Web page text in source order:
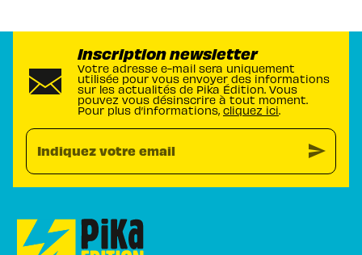
Inscription newsletter
Votre adresse e-mail sera uniquement
utilisée pour vous envoyer des informations
sur les actualités de Pika Édition. Vous
pouvez vous désinscrire à tout moment.
Pour plus d’informations, cliquez ici.
Indiquez votre email send